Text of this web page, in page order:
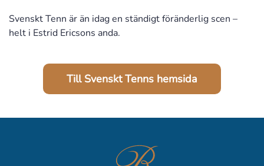
Svenskt Tenn är än idag en ständigt föränderlig scen –
helt i Estrid Ericsons anda.
Till Svenskt Tenns hemsida